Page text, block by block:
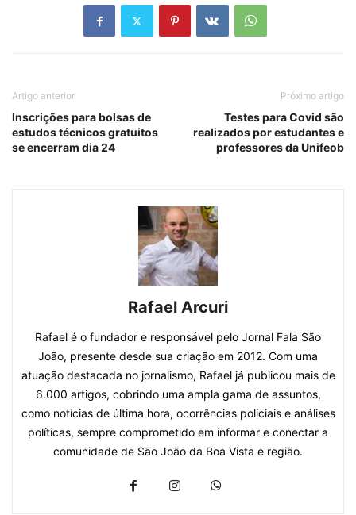
Artigo anterior
Inscrições para bolsas de
estudos técnicos gratuitos
se encerram dia 24
Próximo artigo
Testes para Covid são
realizados por estudantes e
professores da Unifeob
Rafael Arcuri
Rafael é o fundador e responsável pelo Jornal Fala São
João, presente desde sua criação em 2012. Com uma
atuação destacada no jornalismo, Rafael já publicou mais de
6.000 artigos, cobrindo uma ampla gama de assuntos,
como notícias de última hora, ocorrências policiais e análises
políticas, sempre comprometido em informar e conectar a
comunidade de São João da Boa Vista e região.